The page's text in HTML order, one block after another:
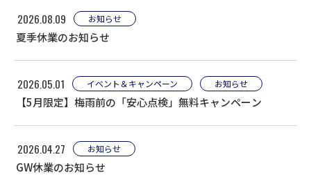
2026.08.09 お知らせ
夏季休業のお知らせ
2026.05.01 イベント＆キャンペーン お知らせ
【5月限定】梅雨前の「安心点検」無料キャンペーン
2026.04.27 お知らせ
GW休業のお知らせ